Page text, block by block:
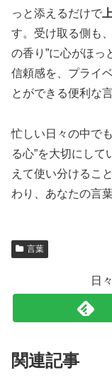
っと添えるだけで
す。受け取る側も
の香り”に心がほっ
信頼感を、プライ
とができる便利な
忙しい日々の中で
る心”を大切にし
えて使い分けるこ
わり、あなたの言
言葉
日
関連記事